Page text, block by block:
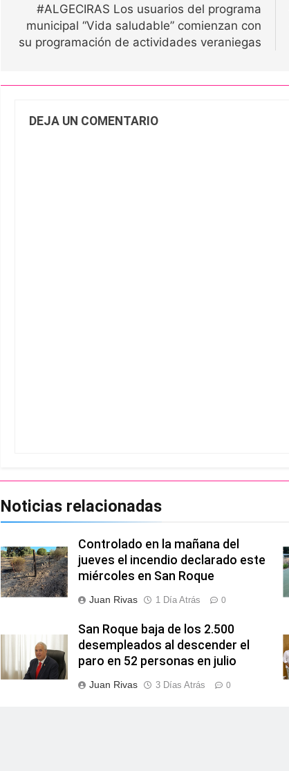
entradas
#ALGECIRAS Los usuarios del programa
municipal “Vida saludable” comienzan con
su programación de actividades veraniegas
DEJA UN COMENTARIO
Noticias relacionadas
Controlado en la mañana del
jueves el incendio declarado este
miércoles en San Roque
Juan Rivas 1 Día Atrás 0
San Roque baja de los 2.500
desempleados al descender el
paro en 52 personas en julio
Juan Rivas 3 Días Atrás 0